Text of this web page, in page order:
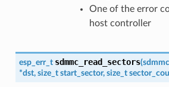
One of the error
host controller
esp_err_t sdmmc_read_sectors(
*dst, size_t start_sector, size_t